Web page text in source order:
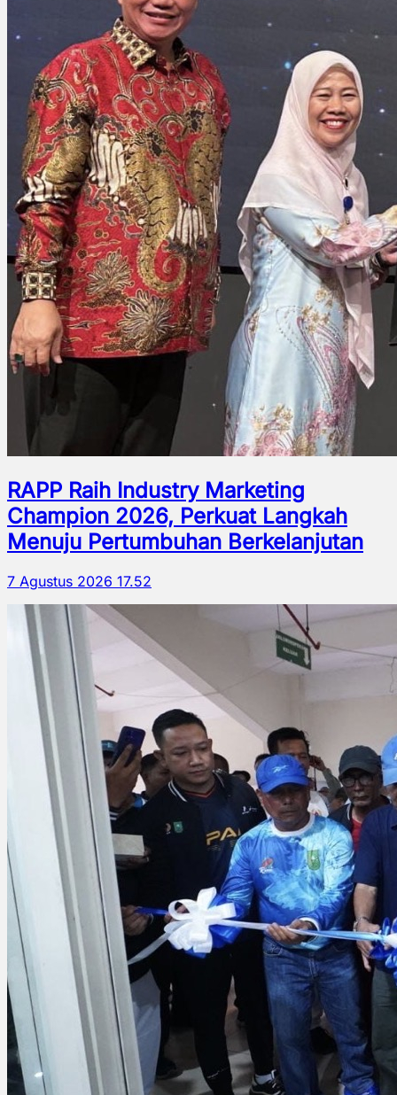
RAPP Raih Industry Marketing
Champion 2026, Perkuat Langkah
Menuju Pertumbuhan Berkelanjutan
7 Agustus 2026 17.52